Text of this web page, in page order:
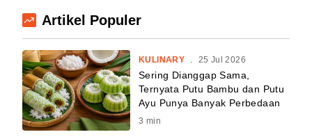
Artikel Populer
KULINARY 25 Jul 2026
Sering Dianggap Sama,
Ternyata Putu Bambu dan Putu
Ayu Punya Banyak Perbedaan
3 min